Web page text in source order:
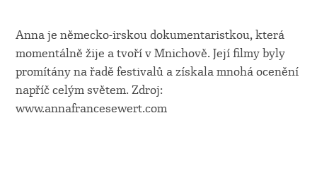
Anna je německo-irskou dokumentaristkou, která
momentálně žije a tvoří v Mnichově. Její filmy byly
promítány na řadě festivalů a získala mnohá ocenění
napříč celým světem. Zdroj:
www.annafrancesewert.com